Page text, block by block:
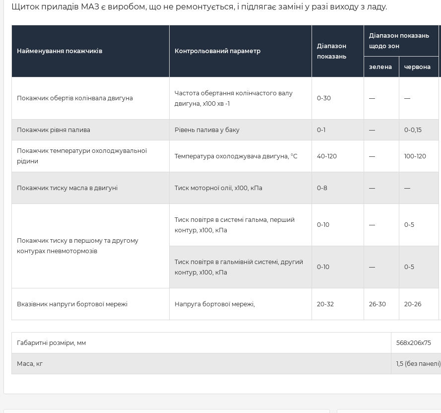
Щиток приладів МАЗ є виробом, що не ремонтується, і підлягає заміні у разі виходу з ладу.
Найменування покажчиків Контрольований параметр
Діапазон
показань
Діапазон показань
щодо зон
зелена
червона
Покажчик обертів колінвала двигуна
Частота обертання колінчастого валу
двигуна, х100 хв -1
0-30 — —
Покажчик рівня палива Рівень палива у баку 0-1 — 0-0,15
Покажчик температури охолоджувальної
рідини
Температура охолоджувача двигуна, °С 40-120 — 100-120
Покажчик тиску масла в двигуні Тиск моторної олії, х100, кПа 0-8 — —
Покажчик тиску в першому та другому
контурах пневмотормозів
Тиск повітря в системі гальма, перший
контур, х100, кПа
0-10 — 0-5
Тиск повітря в гальмівній системі, другий
контур, х100, кПа
0-10 — 0-5
Вказівник напруги бортової мережі Напруга бортової мережі, 20-32 26-30 20-26
Габаритні розміри, мм 568х206х75
Маса, кг 1,5 (без панелі)